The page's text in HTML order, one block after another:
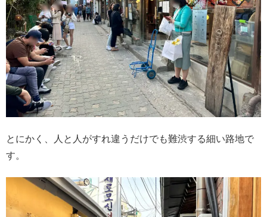
とにかく、人と人がすれ違うだけでも難渋する細い路地で
す。